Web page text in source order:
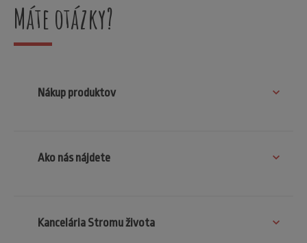
Máte otázky?
Nákup produktov
Ako nás nájdete
Kancelária Stromu života